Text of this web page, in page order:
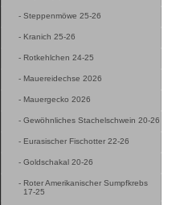
- Steppenmöwe 25-26
- Kranich 25-26
- Rotkehlchen 24-25
- Mauereidechse 2026
- Mauergecko 2026
- Gewöhnliches Stachelschwein 20-26
- Eurasischer Fischotter 22-26
- Goldschakal 20-26
- Roter Amerikanischer Sumpfkrebs
17-25